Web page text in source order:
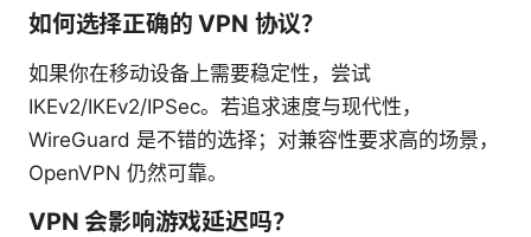
如何选择正确的 VPN 协议？
如果你在移动设备上需要稳定性，尝试
IKEv2/IKEv2/IPSec。若追求速度与现代性，
WireGuard 是不错的选择；对兼容性要求高的场景，
OpenVPN 仍然可靠。
VPN 会影响游戏延迟吗？